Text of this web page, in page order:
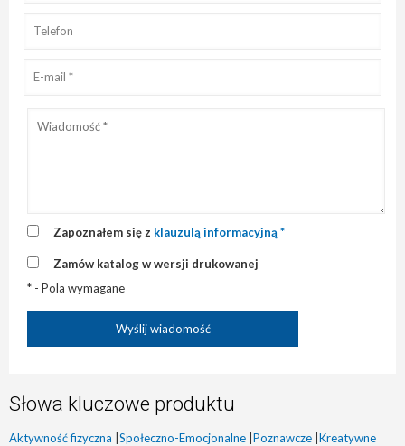
Zapoznałem się z klauzulą informacyjną *
Zamów katalog w wersji drukowanej
* - Pola wymagane
Słowa kluczowe produktu
Aktywność fizyczna Społeczno-Emocjonalne Poznawcze Kreatywne